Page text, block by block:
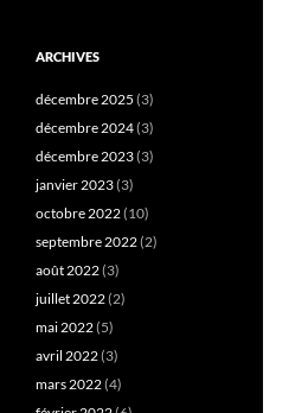
ARCHIVES
décembre 2025 (3)
décembre 2024(3)
décembre 2023(3)
janvier 2023(3)
octobre 2022(10)
septembre 2022(2)
août 2022(3)
juillet 2022(2)
mai 2022(5)
avril 2022(3)
mars 2022(4)